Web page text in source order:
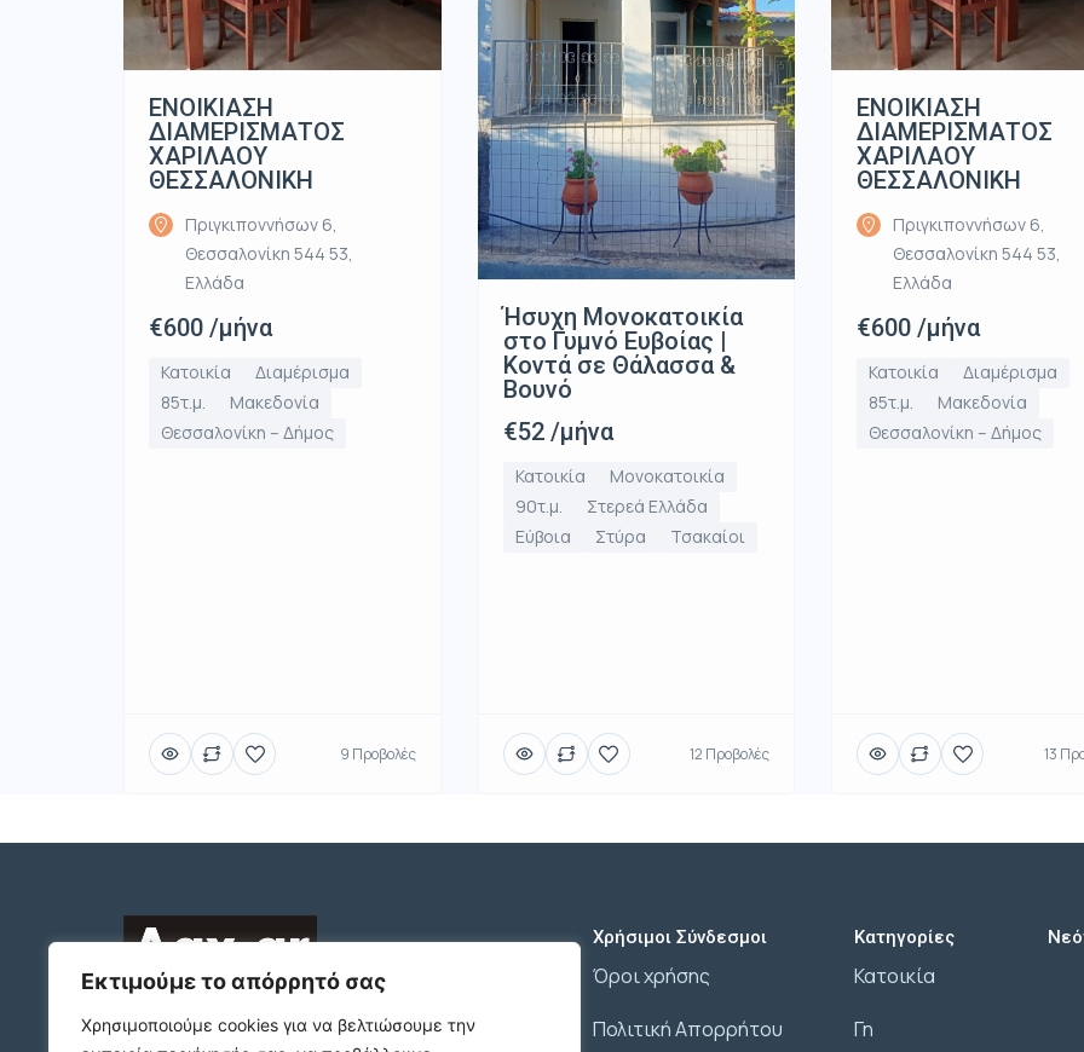
Εκτιμούμε το απόρρητό σας
Χρησιμοποιούμε cookies για να βελτιώσουμε την
ΕΝΟΙΚΙΑΣΗ
ΔΙΑΜΕΡΙΣΜΑΤΟΣ
ΧΑΡΙΛΑΟΥ
ΘΕΣΣΑΛΟΝΙΚΗ
Πριγκιποννήσων 6,
Θεσσαλονίκη 544 53,
Ελλάδα
€600 /μήνα
Κατοικία
Διαμέρισμα
85τ.μ.
Μακεδονία
Θεσσαλονίκη – Δήμος
9 Προβολές
Ήσυχη Μονοκατοικία
στο Γυμνό Ευβοίας |
Κοντά σε Θάλασσα &
Βουνό
€52 /μήνα
Κατοικία
Μονοκατοικία
90τ.μ.
Στερεά Ελλάδα
Εύβοια
Στύρα Τσακαίοι
12 Προβολές
ΕΝΟΙΚΙΑΣΗ
ΔΙΑΜΕΡΙΣΜΑΤΟΣ
ΧΑΡΙΛΑΟΥ
ΘΕΣΣΑΛΟΝΙΚΗ
Πριγκιποννήσων 6,
Θεσσαλονίκη 544 53,
Ελλάδα
€600 /μήνα
Κατοικία
Διαμέρισμα
85τ.μ.
Μακεδονία
Θεσσαλονίκη – Δήμος
13
2312132324
Χρήσιμοι Σύνδεσμοι
Όροι χρήσης
Πολιτική Απορρήτου
Κατηγορίες
Κατοικία
Γη